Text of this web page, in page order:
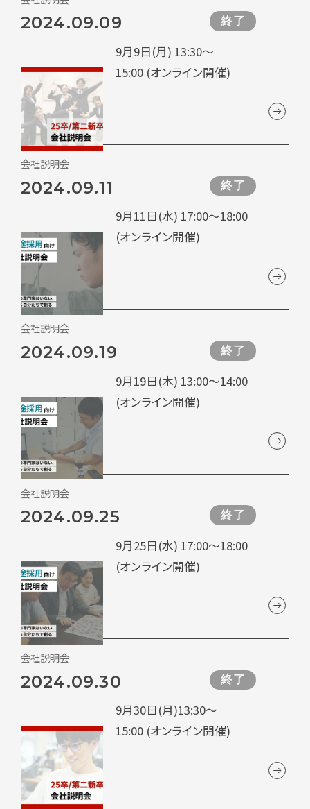
2024.09.09 終了
9月9日(月) 13:30～
15:00 (オンライン開催)
2024.09.11 終了
9月11日(水) 17:00～18:00
(オンライン開催)
会社説明会
2024.09.19 終了
9月19日(木) 13:00～14:00
(オンライン開催)
会社説明会
2024.09.25 終了
9月25日(水) 17:00～18:00
(オンライン開催)
会社説明会
2024.09.30 終了
9月30日(月)13:30～
15:00 (オンライン開催)
会社説明会